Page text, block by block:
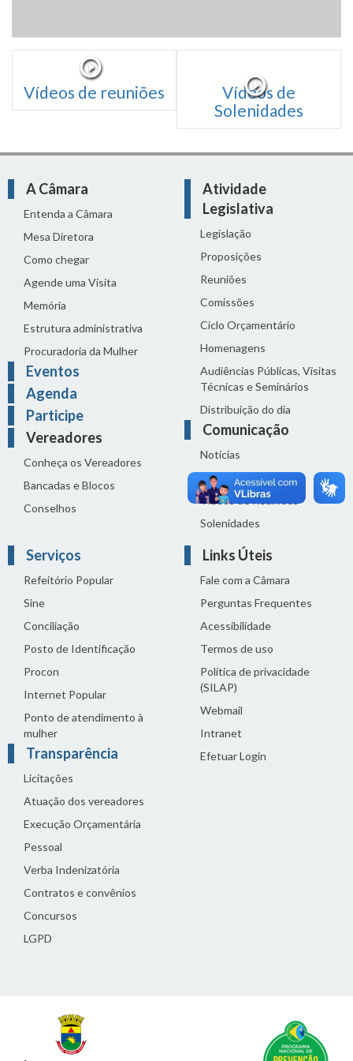
Vídeos de reuniões
Vídeos de
Solenidades
A Câmara
Entenda a Câmara
Mesa Diretora
Como chegar
Agende uma Visita
Memória
Estrutura administrativa
Procuradoria da Mulher
Eventos
Agenda
Participe
Vereadores
Conheça os Vereadores
Bancadas e Blocos
Conselhos
Atividade
Legislativa
Legislação
Proposições
Reuniões
Comissões
Ciclo Orçamentário
Homenagens
Audiências Públicas, Visitas
Técnicas e Seminários
Distribuição do dia
Comunicação
Notícias
Sala de Imprensa
Vídeos de Reuniões
Solenidades
Serviços
Refeitório Popular
Sine
Conciliação
Posto de Identificação
Procon
Internet Popular
Ponto de atendimento à
mulher
Transparência
Licitações
Atuação dos vereadores
Execução Orçamentária
Pessoal
Verba Indenizatória
Contratos e convênios
Concursos
LGPD
Links Úteis
Fale com a Câmara
Perguntas Frequentes
Acessibilidade
Termos de uso
Política de privacidade
(SILAP)
Webmail
Intranet
Efetuar Login